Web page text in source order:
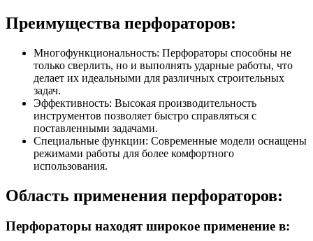
Преимущества перфораторов:
Многофункциональность: Перфораторы способны не
только сверлить, но и выполнять ударные работы, что
делает их идеальными для различных строительных
задач.
Эффективность: Высокая производительность
инструментов позволяет быстро справляться с
поставленными задачами.
Специальные функции: Современные модели оснащены
режимами работы для более комфортного
использования.
Область применения перфораторов:
Перфораторы находят широкое применение в: